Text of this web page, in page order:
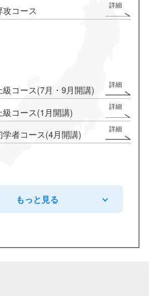
コース
コース(7月・9月開講)
コース(1月開講)
者コース(4月開講)
もっと見る